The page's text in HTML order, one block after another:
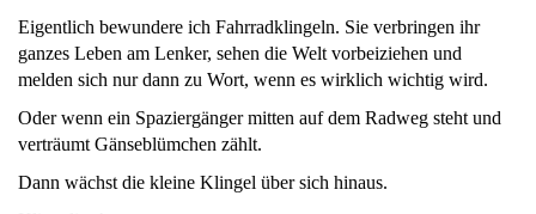
Eigentlich bewundere ich Fahrradklingeln. Sie verbringen ihr
ganzes Leben am Lenker, sehen die Welt vorbeiziehen und
melden sich nur dann zu Wort, wenn es wirklich wichtig wird.
Oder wenn ein Spaziergänger mitten auf dem Radweg steht und
verträumt Gänseblümchen zählt.
Dann wächst die kleine Klingel über sich hinaus.